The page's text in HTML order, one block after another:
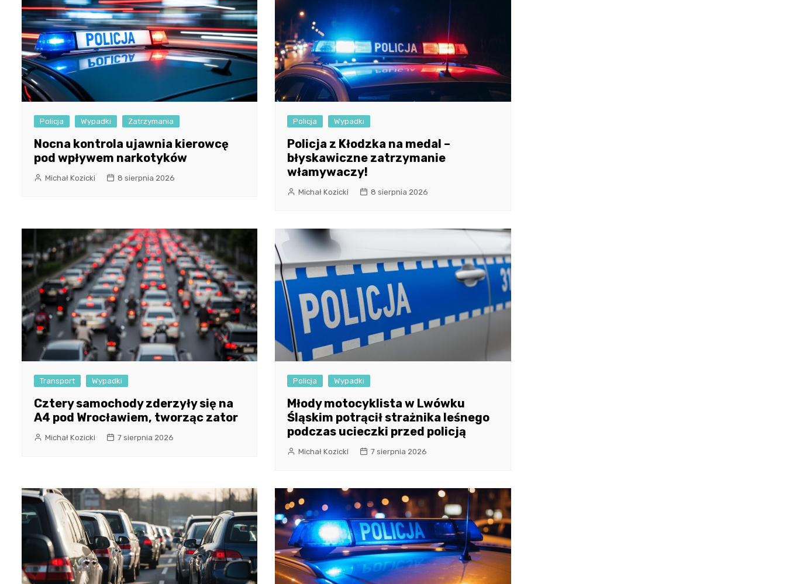
Policja Wypadki Zatrzymania
Nocna kontrola ujawnia kierowcę
pod wpływem narkotyków
Michał Kozicki 8 sierpnia 2026
Policja Wypadki
Policja z Kłodzka na medal –
błyskawiczne zatrzymanie
włamywaczy!
Michał Kozicki 8 sierpnia 2026
Transport Wypadki
Cztery samochody zderzyły się na
A4 pod Wrocławiem, tworząc zator
Michał Kozicki 7 sierpnia 2026
Policja Wypadki
Młody motocyklista w Lwówku
Śląskim potrącił strażnika leśnego
podczas ucieczki przed policją
Michał Kozicki 7 sierpnia 2026